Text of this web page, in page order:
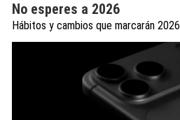
No esperes a 2026
Hábitos y cambios que marcarán 2026